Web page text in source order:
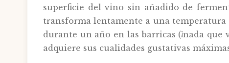
superficie del vino sin añadido de
transforma lentamente a una temperatura
durante un año en las barricas (¡nada
adquiere sus cualidades gustativas